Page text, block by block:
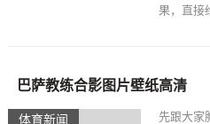
果，直接
体育新闻
巴萨教练合影图片壁纸高清
先跟大家